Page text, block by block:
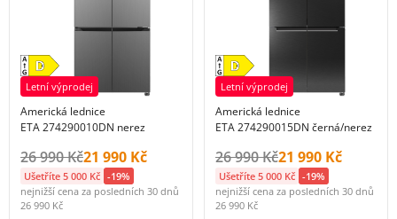
Letní výprodej
Americká lednice
ETA 274290010DN nerez
Původní cena s DPH:
26 990 KčCena s DPH:
21 990 Kč
Ušetříte 5 000 Kč -19%
nejnižší cena za posledních 30 dnů
26 990 Kč
Letní výprodej
Americká lednice
ETA 274290015DN černá/nerez
Původní cena s DPH:
26 990 KčCena s DPH:
21 990 Kč
Ušetříte 5 000 Kč -19%
nejnižší cena za posledních 30 dnů
26 990 Kč